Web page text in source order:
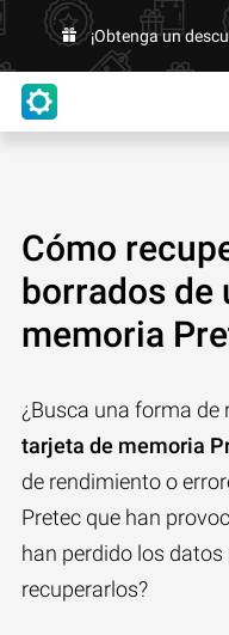
¡Obtenga un
Cómo
borrados de
memoria
¿Busca una forma de
tarjeta de memoria
de rendimiento o
Pretec que han
han perdido los
recuperarlos?